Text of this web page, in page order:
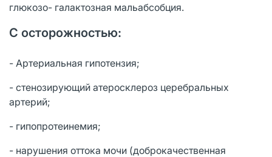
глюкозо- галактозная мальабсобция.
С осторожностью:
- Артериальная гипотензия;
- стенозирующий атеросклероз церебральных
артерий;
- гипопротеинемия;
- нарушения оттока мочи (доброкачественная